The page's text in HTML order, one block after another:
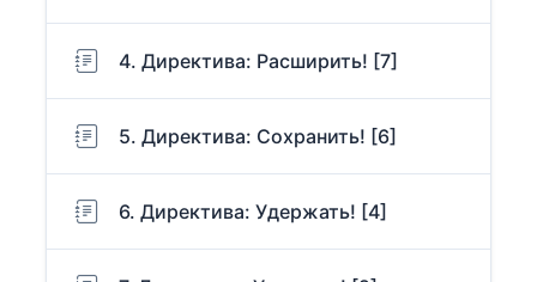
4. Директива: Расширить! [7]
5. Директива: Сохранить! [6]
6. Директива: Удержать! [4]